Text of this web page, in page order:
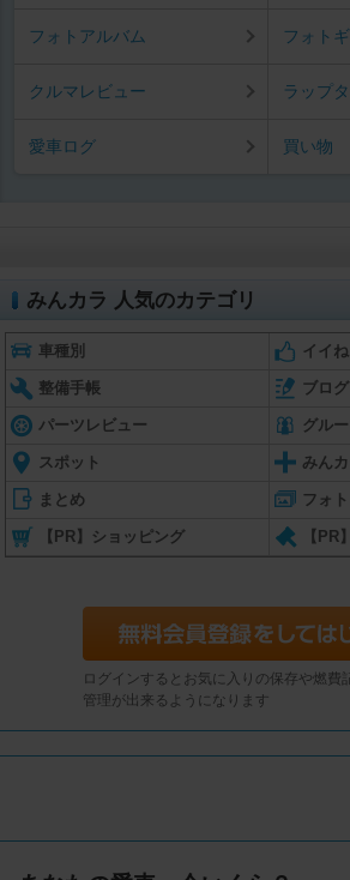
フォトアルバム フォト
クルマレビュー ラップ
愛車ログ 買い物
みんカラ 人気のカテゴリ
車種別 イイね
整備手帳 ブログ
パーツレビュー グル
スポット みん
まとめ フォト
【PR】ショッピング 【PR
ログインするとお気に入りの保存や燃費
管理が出来るようになります